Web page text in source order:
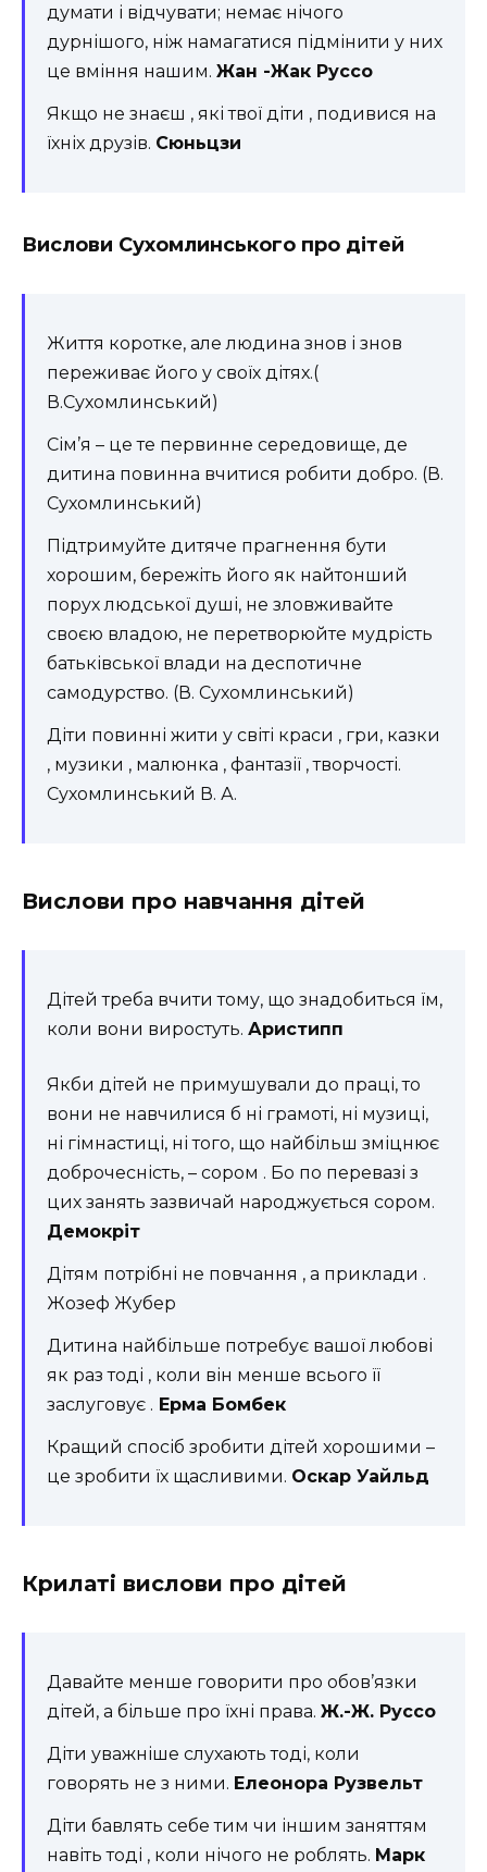
думати і відчувати; немає нічого
дурнішого, ніж намагатися підмінити у них
це вміння нашим. Жан -Жак Руссо
Якщо не знаєш , які твої діти , подивися на
їхніх друзів. Сюньцзи
Вислови Сухомлинського про дітей
Життя коротке, але людина знов і знов
переживає його у своїх дітях.(
В.Сухомлинський)
Сім’я – це те первинне середовище, де
дитина повинна вчитися робити добро. (В.
Сухомлинський)
Підтримуйте дитяче прагнення бути
хорошим, бережіть його як найтонший
порух людської душі, не зловживайте
своєю владою, не перетворюйте мудрість
батьківської влади на деспотичне
самодурство. (В. Сухомлинський)
Діти повинні жити у світі краси , гри, казки
, музики , малюнка , фантазії , творчості.
Сухомлинський В. А.
Вислови про навчання дітей
Дітей треба вчити тому, що знадобиться їм,
коли вони виростуть. Аристипп
Якби дітей не примушували до праці, то
вони не навчилися б ні грамоті, ні музиці,
ні гімнастиці, ні того, що найбільш зміцнює
доброчесність, – сором . Бо по перевазі з
цих занять зазвичай народжується сором.
Демокріт
Дітям потрібні не повчання , а приклади .
Жозеф Жубер
Дитина найбільше потребує вашої любові
як раз тоді , коли він менше всього її
заслуговує . Ерма Бомбек
Кращий спосіб зробити дітей хорошими –
це зробити їх щасливими. Оскар Уайльд
Крилаті вислови про дітей
Давайте менше говорити про обов’язки
дітей, а більше про їхні права. Ж.-Ж. Руссо
Діти уважніше слухають тоді, коли
говорять не з ними. Елеонора Рузвельт
Діти бавлять себе тим чи іншим заняттям
навіть тоді , коли нічого не роблять. Марк